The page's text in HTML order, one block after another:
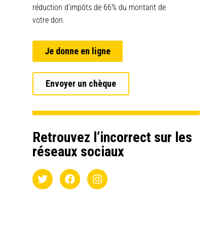
réduction d’impôts de 66% du montant de
votre don.
Je donne en ligne
Envoyer un chèque
Retrouvez l’incorrect sur les
réseaux sociaux